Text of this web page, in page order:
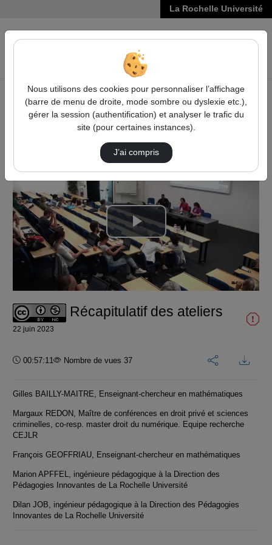
La Rochelle Université
VIDÉOS
Accueil
Pédagogie et Formation
8e Journée de la Pédagogie Universitaire (JPU) 2023
Récapitulatif Des Ateliers
Lire
la
vidéo
Récapitulatif des ateliers
22 juin 2023
Durée :
00:57:11 Nombre de vues 37
Gilles BAILLY-MAITRE, Enseignant-chercheur en mathématiques
Margaux REDON, Maître de conférences en droit privé et sciences
criminelles, co-resp. master droit du numérique. Equipe recherche
CEJLR
François GEOFFRIAU, Enseignant-chercheur en mathématiques
Marion APFFEL, ingénieure pédagogique à la Direction des
Pédagogies Innovantes de La Rochelle Université
Dilan JOB, ingénieur pédagogique à la Direction des Pédagogies
Innovantes de La Rochelle Université
Nous utilisons des cookies pour personnaliser l’affichage
(barre de menu de droite, mode sombre ou dyslexie etc.),
gérer la session (authentification) et analyser le trafic du
site (pour certaines instances).
J’ai compris